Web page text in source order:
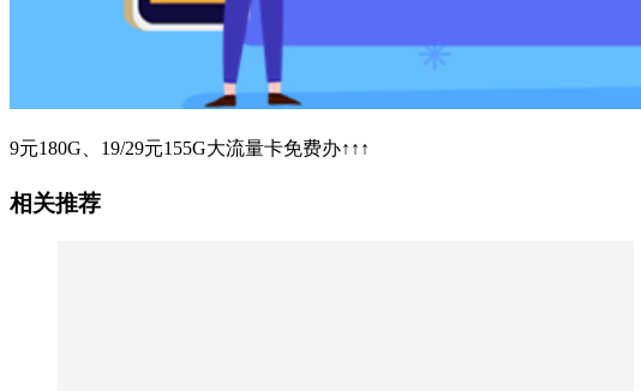
9元180G、19/29元155G大流量卡免费办↑↑↑
相关推荐